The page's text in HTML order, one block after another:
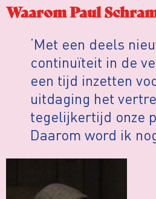
Waarom Paul
‘Met een deels
continuïteit in de
een tijd inzetten
uitdaging het
tegelijkertijd onze
Daarom word ik